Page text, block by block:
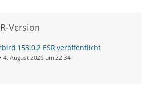
Version
153.0.2 ESR veröffentlicht
4. August 2026 um 22:34